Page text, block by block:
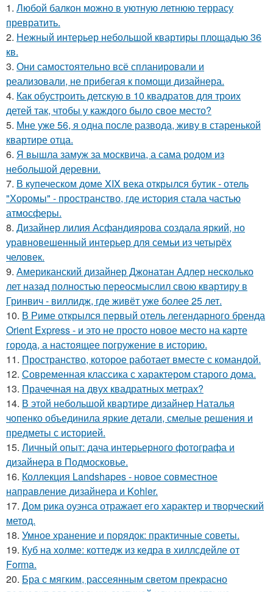
1. Любой балкон можно в уютную летнюю террасу
превратить.
2. Нежный интерьер небольшой квартиры площадью 36
кв.
3. Они самостоятельно всё спланировали и
реализовали, не прибегая к помощи дизайнера.
4. Как обустроить детскую в 10 квадратов для троих
детей так, чтобы у каждого было свое место?
5. Мне уже 56, я одна после развода, живу в старенькой
квартире отца.
6. Я вышла замуж за москвича, а сама родом из
небольшой деревни.
7. В купеческом доме XIX века открылся бутик - отель
"Хоромы" - пространство, где история стала частью
атмосферы.
8. Дизайнер лилия Асфандиярова создала яркий, но
уравновешенный интерьер для семьи из четырёх
человек.
9. Американский дизайнер Джонатан Адлер несколько
лет назад полностью переосмыслил свою квартиру в
Гринвич - виллидж, где живёт уже более 25 лет.
10. В Риме открылся первый отель легендарного бренда
Orient Express - и это не просто новое место на карте
города, а настоящее погружение в историю.
11. Пространство, которое работает вместе с командой.
12. Современная классика с характером старого дома.
13. Прачечная на двух квадратных метрах?
14. В этой небольшой квартире дизайнер Наталья
чопенко объединила яркие детали, смелые решения и
предметы с историей.
15. Личный опыт: дача интерьерного фотографа и
дизайнера в Подмосковье.
16. Коллекция Landshapes - новое совместное
направление дизайнера и Kohler.
17. Дом рика оуэнса отражает его характер и творческий
метод.
18. Умное хранение и порядок: практичные советы.
19. Куб на холме: коттедж из кедра в хиллсдейле от
Forma.
20. Бра с мягким, рассеянным светом прекрасно